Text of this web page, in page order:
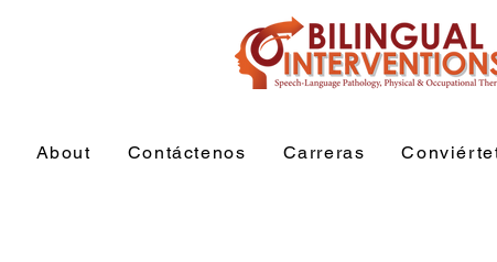
About Contáctenos Carreras